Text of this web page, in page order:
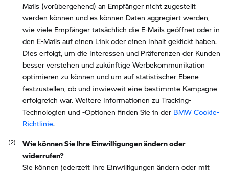
Mails (vorübergehend) an Empfänger nicht zugestellt
werden können und es können Daten aggregiert werden,
wie viele Empfänger tatsächlich die E-Mails geöffnet oder in
den E-Mails auf einen Link oder einen Inhalt geklickt haben.
Dies erfolgt, um die Interessen und Präferenzen der Kunden
besser verstehen und zukünftige Werbekommunikation
optimieren zu können und um auf statistischer Ebene
festzustellen, ob und inwieweit eine bestimmte Kampagne
erfolgreich war. Weitere Informationen zu Tracking-
Technologien und -Optionen finden Sie in der BMW Cookie-
Richtlinie.
Wie können Sie Ihre Einwilligungen ändern oder
widerrufen?
Sie können jederzeit Ihre Einwilligungen ändern oder mit